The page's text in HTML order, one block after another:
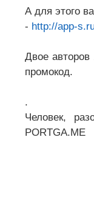
А для этого
- http://app-
Двое
промокод.
.
Человек,
PORTGA.ME